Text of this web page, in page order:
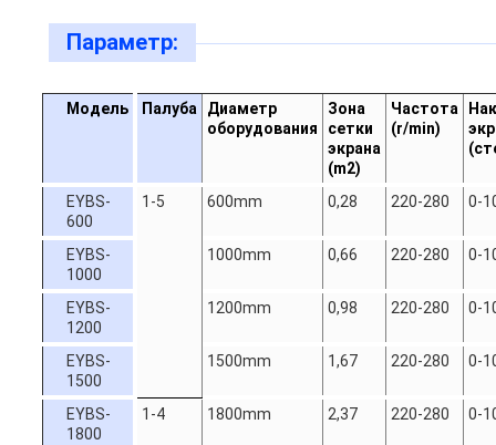
Параметр:
Модель Палуба
Диаметр
оборудования
Зона
сетки
экрана
(m2)
Частота
(r/min)
(
EYBS-
600
1-5 600mm 0,28 220-280 0-
EYBS-
1000
1000mm 0,66 220-280 0-
EYBS-
1200
1200mm 0,98 220-280 0-
EYBS-
1500
1500mm 1,67 220-280 0-
EYBS-
1800
1-4 1800mm 2,37 220-280 0-